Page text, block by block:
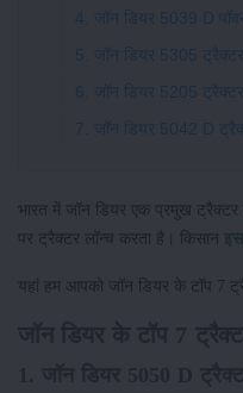
4. जॉन डियर 5039 D
5. जॉन डियर 5305 ट्रैक्टर
6. जॉन डियर 5205 ट्रैक्टर
7. जॉन डियर 5042 D
भारत में जॉन डियर एक प्रमुख
पर ट्रैक्टर लॉन्च करता है। किसान
यहां हम आपको जॉन डियर के टॉप 7